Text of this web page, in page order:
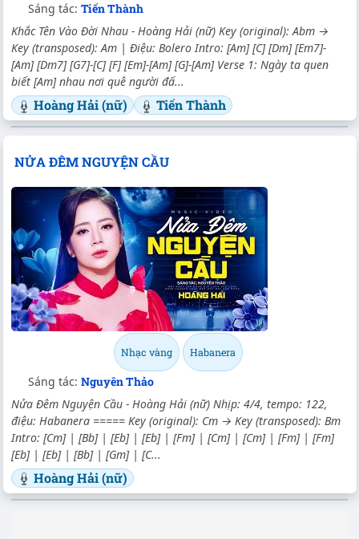
Sáng tác: Tiến Thành
Khắc Tên Vào Đời Nhau - Hoàng Hải (nữ) Key (original): Abm →
Key (transposed): Am | Điệu: Bolero Intro: [Am] [C] [Dm] [Em7]-
[Am] [Dm7] [G7]-[C] [F] [Em]-[Am] [G]-[Am] Verse 1: Ngày ta quen
biết [Am] nhau nơi quê người đấ...
Hoàng Hải (nữ) Tiến Thành
NỬA ĐÊM NGUYỆN CẦU
Nhạc vàng Habanera
Sáng tác: Nguyên Thảo
Nửa Đêm Nguyện Cầu - Hoàng Hải (nữ) Nhịp: 4/4, tempo: 122,
điệu: Habanera ===== Key (original): Cm → Key (transposed): Bm
Intro: [Cm] | [Bb] | [Eb] | [Eb] | [Fm] | [Cm] | [Cm] | [Fm] | [Fm]
[Eb] | [Eb] | [Bb] | [Gm] | [C...
Hoàng Hải (nữ)